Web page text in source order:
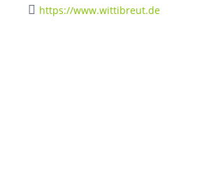
https://www.wittibreut.de